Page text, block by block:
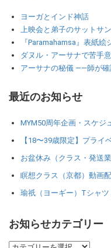
ヨーガとインド神話
上映会と弟子のサットサ
『Paramahamsa』表紙
ダヌル・アーサナで苦手
アーサナの秘儀 ――師が
最近のお知らせ
MYM50周年企画・スケジ
【18〜39歳限定】プライ
お盆休み（クラス・発送
瞑想クラス（京都）動画
瑜祇（ヨーギー）Tシャツ
お知らせカテゴリー